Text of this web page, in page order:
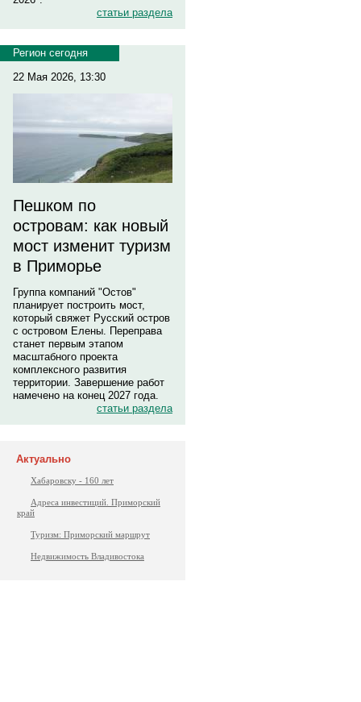
статьи раздела
Регион сегодня
22 Мая 2026, 13:30
Пешком по
островам: как новый
мост изменит туризм
в Приморье
Группа компаний "Остов"
планирует построить мост,
который свяжет Русский остров
с островом Елены. Переправа
станет первым этапом
масштабного проекта
комплексного развития
территории. Завершение работ
намечено на конец 2027 года.
статьи раздела
Актуально
Хабаровску - 160 лет
Адреса инвестиций. Приморский
край
Туризм: Приморский маршрут
Недвижимость Владивостока